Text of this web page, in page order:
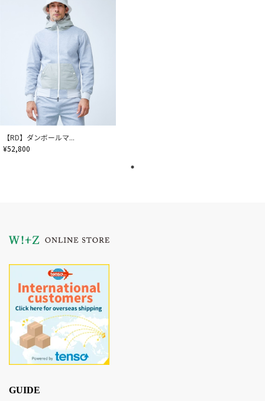
【RD】ダンボールマ...
¥52,800
GUIDE